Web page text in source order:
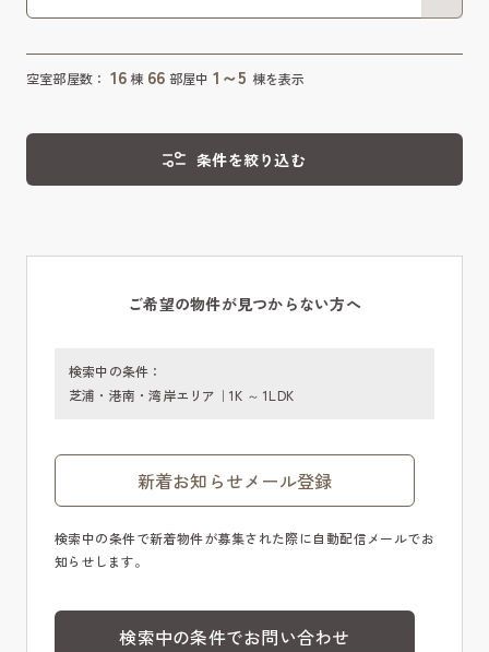
空室部屋数： 16棟 66 部屋中 1～5 棟を表示
条件を絞り込む
ご希望の物件が見つからない方へ
検索中の条件：
芝浦・港南・湾岸エリア｜1K ～ 1LDK
新着お知らせメール登録
検索中の条件で新着物件が募集された際に自動配信メールでお
知らせします。
検索中の条件でお問い合わせ